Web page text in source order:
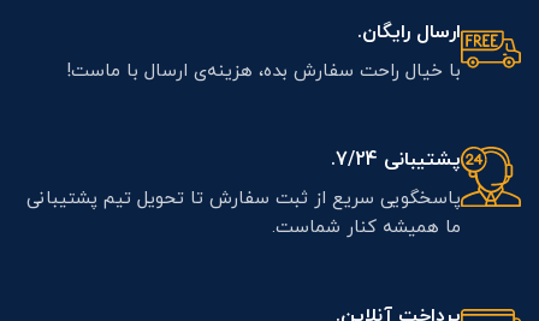
ارسال رایگان.
با خیال راحت سفارش بده، هزینه‌ی ارسال با ماست!
پشتیبانی 7/24.
پاسخگویی سریع از ثبت سفارش تا تحویل تیم پشتیبانی
ما همیشه کنار شماست.
پرداخت آنلاین.